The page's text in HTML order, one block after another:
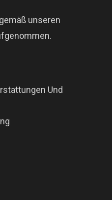
unseren
Und